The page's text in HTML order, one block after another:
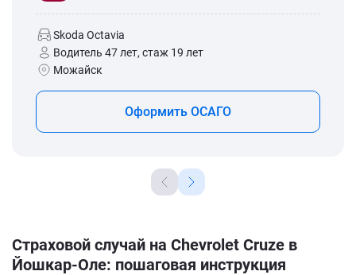
Skoda Octavia
Водитель 47 лет, стаж 19 лет
Можайск
Оформить ОСАГО
Страховой случай на Chevrolet Cruze в
Йошкар-Оле: пошаговая инструкция